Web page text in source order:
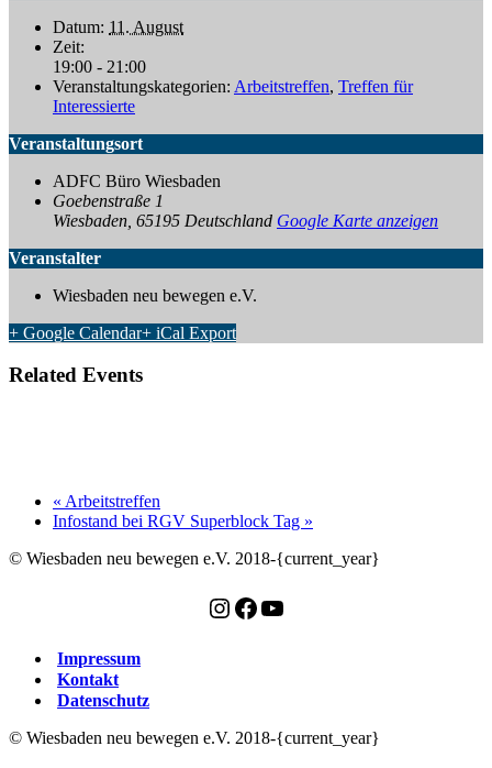
Datum: 11. August
Zeit:
19:00 - 21:00
Veranstaltungskategorien: Arbeitstreffen, Treffen für
Interessierte
Veranstaltungsort
ADFC Büro Wiesbaden
Goebenstraße 1
Wiesbaden 65195 Deutschland Google Karte anzeigen
Veranstalter
Wiesbaden neu bewegen e.V.
+ Google Calendar+ iCal Export
Related Events
« Arbeitstreffen
Infostand bei RGV Superblock Tag »
© Wiesbaden neu bewegen e.V. 2018-{current_year}
Instagram
Facebook
YouTube
Impressum
Kontakt
Datenschutz
© Wiesbaden neu bewegen e.V. 2018-{current_year}